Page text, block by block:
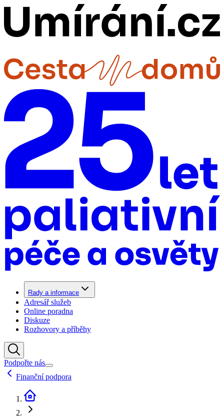
Rady a informace
Adresář služeb
Online poradna
Diskuze
Rozhovory a příběhy
Podpořte nás
Finanční podpora